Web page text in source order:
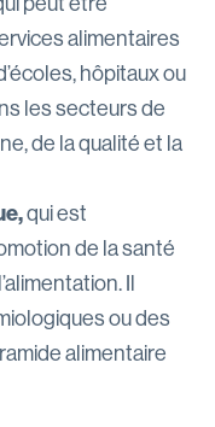
alimentaires
hôpitaux ou
les secteurs de
de la qualité et la
qui est
de la santé
Il
ou des
alimentaire